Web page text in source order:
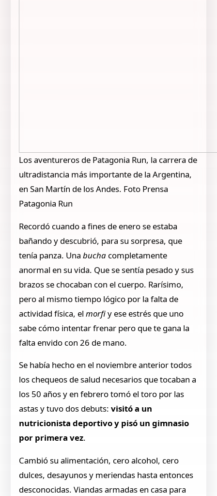
Los aventureros de Patagonia Run, la carrera de
ultradistancia más importante de la Argentina,
en San Martín de los Andes. Foto Prensa
Patagonia Run
Recordó cuando a fines de enero se estaba
bañando y descubrió, para su sorpresa, que
tenía panza. Unabucha completamente
anormal en su vida. Que se sentía pesado y sus
brazos se chocaban con el cuerpo. Rarísimo,
pero al mismo tiempo lógico por la falta de
actividad física, elmorfiy ese estrés que uno
sabe cómo intentar frenar pero que te gana la
falta envido con 26 de mano.
Se había hecho en el noviembre anterior todos
los chequeos de salud necesarios que tocaban a
los 50 años y en febrero tomó el toro por las
astas y tuvo dos debuts:visitó a un
nutricionista deportivo y pisó un gimnasio
por primera vez.
Cambió su alimentación, cero alcohol, cero
dulces, desayunos y meriendas hasta entonces
desconocidas. Viandas armadas en casa para